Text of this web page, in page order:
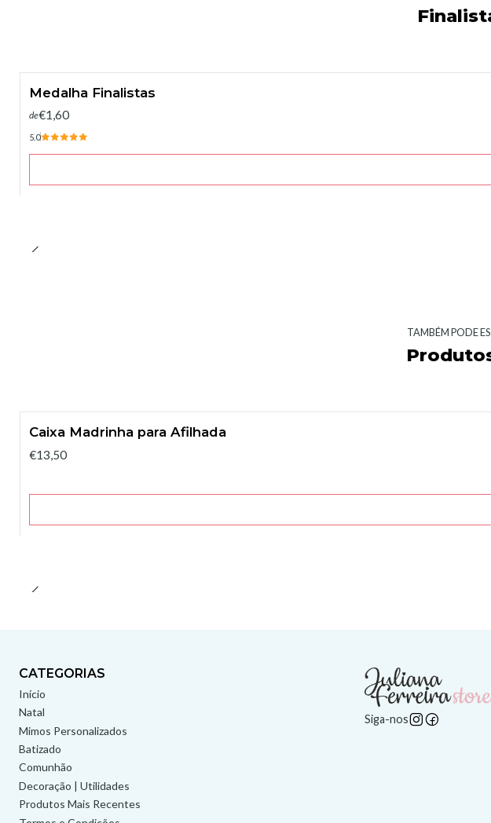
Medalha Finalistas
de€1,60
5.0
TAMBÉM PODE
Caixa Madrinha para Afilhada
€13,50
CATEGORIAS
Início
Natal
Mimos Personalizados
Batizado
Comunhão
Decoração | Utilidades
Produtos Mais Recentes
Siga-nos